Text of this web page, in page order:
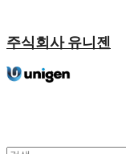
주식회사 유니젠